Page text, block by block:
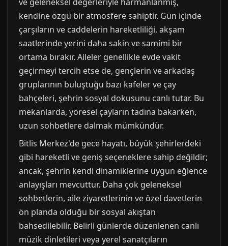
kendine özgü bir atmosfere sahiptir. Gün içinde
çarşıların ve caddelerin hareketliliği, akşam
saatlerinde yerini daha sakin ve samimi bir
ortama bırakır. Aileler genellikle evde vakit
geçirmeyi tercih etse de, gençlerin ve arkadaş
gruplarının buluştuğu bazı kafeler ve çay
bahçeleri, şehrin sosyal dokusunu canlı tutar. Bu
mekanlarda, yöresel çayların tadına bakarken,
uzun sohbetlere dalmak mümkündür.
Bitlis Merkez'de gece hayatı, büyük şehirlerdeki
gibi hareketli ve geniş seçeneklere sahip değildir;
ancak, şehrin kendi dinamiklerine uygun eğlence
anlayışları mevcuttur. Daha çok geleneksel
sohbetlerin, aile ziyaretlerinin ve özel davetlerin
ön planda olduğu bir sosyal akıştan
bahsedilebilir. Belirli günlerde düzenlenen canlı
müzik dinletileri veya yerel sanatçıların